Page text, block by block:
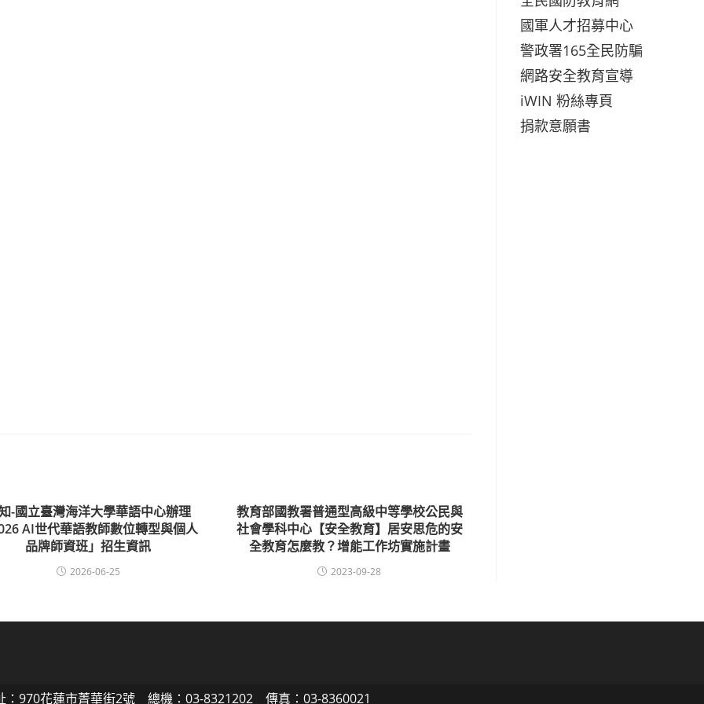
-國立臺灣海洋大學華語中心辦理
AI世代華語教師數位轉型與個人
品牌師資班」招生資訊
2026-06-25
教育部國教署普通型高級中等學校公民與
社會學科中心【安全教育】居安思危的安
全教育怎麼教？增能工作坊實施計畫
2023-09-28
國軍人才招募中心
警政署165全民防騙
網路安全教育宣導
iWIN 粉絲專頁
捐款意願書
：970花蓮市菁華街2號 總機：03-8321202 傳真：03-8360021